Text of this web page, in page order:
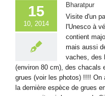
15
10, 2014
Bharatpur
Visite d'un
l'Unesco à
contient
mais aussi
vaches, des
(environ 80 cm), des
grues (voir les photos) !!!!
la dernière espèce de grues